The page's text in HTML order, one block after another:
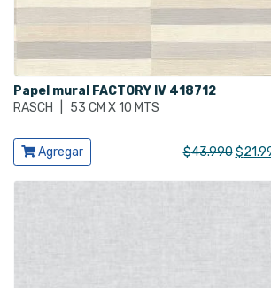
Papel mural FACTORY IV 418712
RASCH
53 CM X 10 MTS
Ver producto
Agregar $43.990 El
$